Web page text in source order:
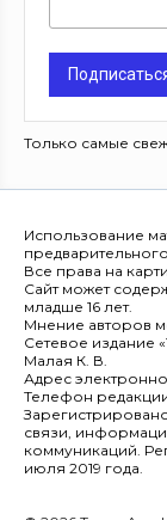
Только самые
Использование
Все права на
Сайт может
младше 16 лет.
Мнение авторов
Сетевое издание
Малая К. В.
Адрес
Телефон
связи,
коммуникаций.
июля 2019 года.